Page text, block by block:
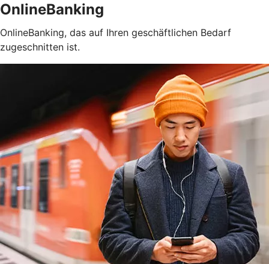
OnlineBanking
OnlineBanking, das auf Ihren geschäftlichen Bedarf
zugeschnitten ist.